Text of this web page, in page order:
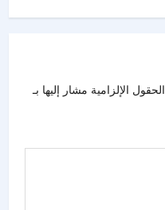
الحقول الإلزامية مشار إليها بـ